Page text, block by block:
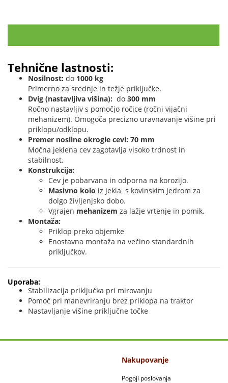
Tehnične lastnosti:
Nosilnost: do 1000 kg
Primerno za srednje in težje priključke.
Dvig (nastavljiva višina): do 300 mm
Ročno nastavljiv s pomočjo ročice (ročni vijačni
mehanizem). Omogoča precizno uravnavanje višine pri
priklopu/odklopu.
Premer nosilne okrogle cevi: 70 mm
Močna jeklena cev zagotavlja visoko trdnost in
stabilnost.
Konstrukcija:
Cev je pobarvana in odporna na korozijo.
Masivno kolo iz jekla s kovinskim jedrom za
dolgo življenjsko dobo.
Vgrajen mehanizem za lažje vrtenje in pomik.
Montaža:
Priklop preko objemke
Enostavna montaža na večino standardnih
priključkov.
Uporaba:
Stabilizacija priključka pri mirovanju
Pomoč pri manevriranju brez priklopa na traktor
Nastavljanje višine priključne točke
Nakupovanje
Pogoji poslovanja